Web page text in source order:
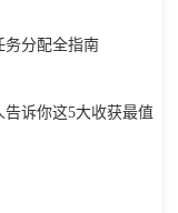
务分配全指南
诉你这5大收获最值